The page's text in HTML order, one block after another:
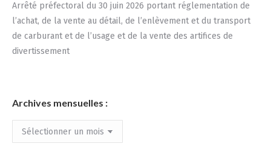
Arrêté préfectoral du 30 juin 2026 portant réglementation de
l’achat, de la vente au détail, de l’enlèvement et du transport
de carburant et de l’usage et de la vente des artifices de
divertissement
Archives mensuelles :
Archives
mensuelles